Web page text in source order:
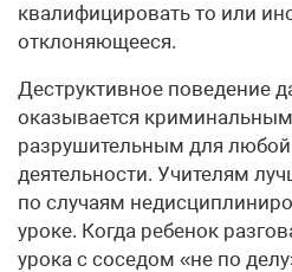
квалифицировать то или
отклоняющееся.
Деструктивное поведение
оказывается
разрушительным для
деятельности. Учителям
по случаям
уроке. Когда ребенок
урока с соседом «не по